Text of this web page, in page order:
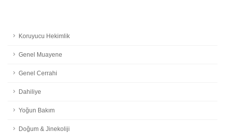
Koruyucu Hekimlik
Genel Muayene
Genel Cerrahi
Dahiliye
Yoğun Bakım
Doğum & Jinekoliji